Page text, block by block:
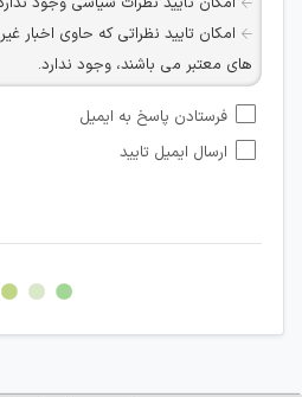
امکان تایید نظراتی که حاوی اخبار
های معتبر می باشند، وجود ندارد.
شبکه های مجازی ارتباطی می باشند وجود
امکان تأیید نظرات کاربرانی که به
هرگونه تحریک، تحقیر و کنایه به
غیر مجاز می باشد.
امکان هماهنگی برای هرگونه
فرستادن پاسخ به ایمیل
ارسال ایمیل تایید